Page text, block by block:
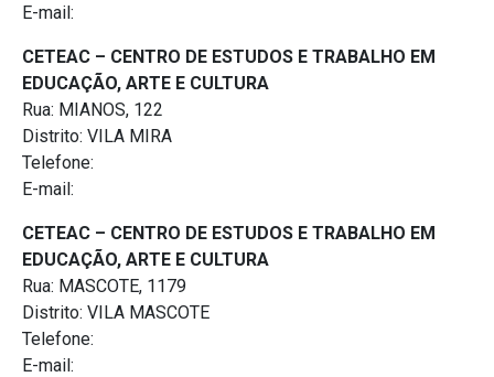
E-mail:
CETEAC – CENTRO DE ESTUDOS E TRABALHO EM
EDUCAÇÃO, ARTE E CULTURA
Rua: MIANOS, 122
Distrito: VILA MIRA
Telefone:
E-mail:
CETEAC – CENTRO DE ESTUDOS E TRABALHO EM
EDUCAÇÃO, ARTE E CULTURA
Rua: MASCOTE, 1179
Distrito: VILA MASCOTE
Telefone:
E-mail: